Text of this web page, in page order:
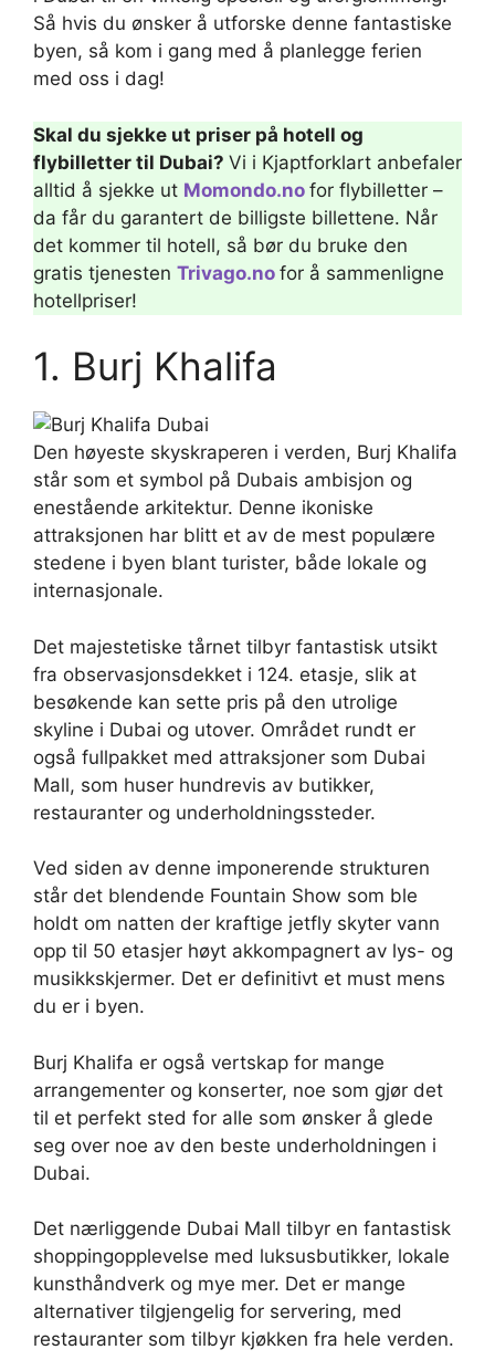
Så hvis du ønsker å utforske denne fantastiske
byen, så kom i gang med å planlegge ferien
med oss ​​i dag!
Skal du sjekke ut priser på hotell og
flybilletter til Dubai? Vi i Kjaptforklart anbefaler
alltid å sjekke ut Momondo.no for flybilletter –
da får du garantert de billigste billettene. Når
det kommer til hotell, så bør du bruke den
gratis tjenesten Trivago.no for å sammenligne
hotellpriser!
1. Burj Khalifa
Den høyeste skyskraperen i verden, Burj Khalifa
står som et symbol på Dubais ambisjon og
enestående arkitektur. Denne ikoniske
attraksjonen har blitt et av de mest populære
stedene i byen blant turister, både lokale og
internasjonale.
Det majestetiske tårnet tilbyr fantastisk utsikt
fra observasjonsdekket i 124. etasje, slik at
besøkende kan sette pris på den utrolige
skyline i Dubai og utover. Området rundt er
også fullpakket med attraksjoner som Dubai
Mall, som huser hundrevis av butikker,
restauranter og underholdningssteder.
Ved siden av denne imponerende strukturen
står det blendende Fountain Show som ble
holdt om natten der kraftige jetfly skyter vann
opp til 50 etasjer høyt akkompagnert av lys- og
musikkskjermer. Det er definitivt et must mens
du er i byen.
Burj Khalifa er også vertskap for mange
arrangementer og konserter, noe som gjør det
til et perfekt sted for alle som ønsker å glede
seg over noe av den beste underholdningen i
Dubai.
Det nærliggende Dubai Mall tilbyr en fantastisk
shoppingopplevelse med luksusbutikker, lokale
kunsthåndverk og mye mer. Det er mange
alternativer tilgjengelig for servering, med
restauranter som tilbyr kjøkken fra hele verden.